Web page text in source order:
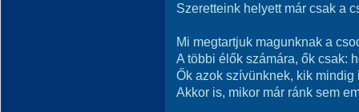
Szeretteink helyett már csak a
Mi megtartjuk magunknak a
A többi élők számára, ők csak:
Ők azok szívünknek, kik mindig
Akkor is, mikor már ránk sem